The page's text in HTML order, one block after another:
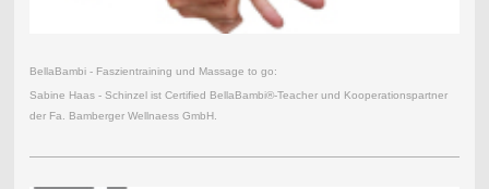
BellaBambi - Faszientraining und Massage to go:
Sabine Haas - Schinzel ist Certified BellaBambi®-Teacher und Kooperationspartner
der Fa. Bamberger Wellnaess GmbH.